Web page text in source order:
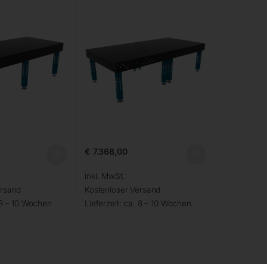
– 10 Wochen
€ 7.368,00
inkl. MwSt.
Kostenloser Versand
Lieferzeit: ca. 8 – 10 Wochen